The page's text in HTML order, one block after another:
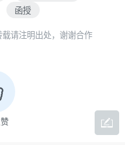
函授
请注明出处，谢谢合作